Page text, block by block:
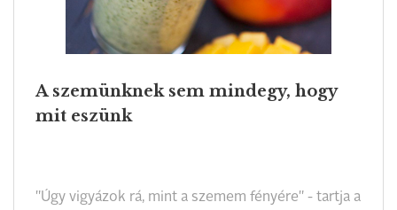
ebédelőhelyeit tartalmazza.
A szemünknek sem mindegy, hogy
mit eszünk
"Úgy vigyázok rá, mint a szemem fényére" - tartja a